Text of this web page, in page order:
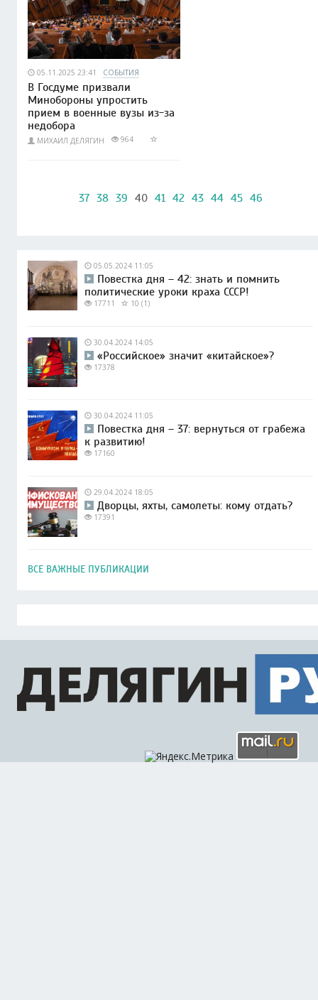
05.11.2025 23:41 СОБЫТИЯ
В Госдуме призвали
Минобороны упростить
прием в военные вузы из-за
недобора
МИХАИЛ ДЕЛЯГИН 964
37 38 39 40 41 42 43 44 45 46
05.05.2024 11:05
Повестка дня – 42: знать и помнить
политические уроки краха СССР!
17711 10 (1)
30.04.2024 14:05
«Российское» значит «китайское»?
17378
30.04.2024 11:05
Повестка дня – 37: вернуться от грабежа
к развитию!
17160
29.04.2024 18:05
Дворцы, яхты, самолеты: кому отдать?
17391
ВСЕ ВАЖНЫЕ ПУБЛИКАЦИИ